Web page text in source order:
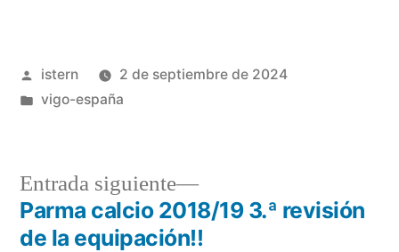
Publicado
por
istern
2 de septiembre de 2024
Publicado
vigo-españa
Navegación
Entrada siguiente
Entrada
siguiente:
Parma calcio 2018/19 3.ª revisión
de la equipación!!